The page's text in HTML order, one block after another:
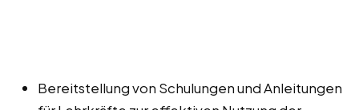
Bereitstellung von Schulungen und Anleitungen